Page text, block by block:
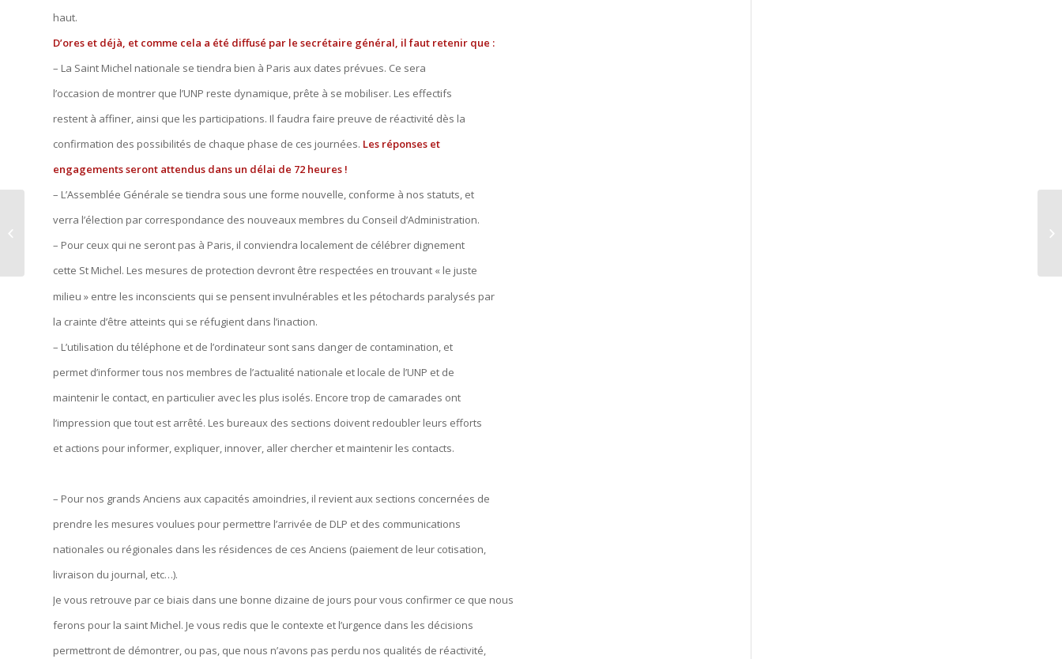
haut.
D’ores et déjà, et comme cela a été diffusé par le secrétaire général, il faut retenir que :
– La Saint Michel nationale se tiendra bien à Paris aux dates prévues. Ce sera
l’occasion de montrer que l’UNP reste dynamique, prête à se mobiliser. Les effectifs
restent à affiner, ainsi que les participations. Il faudra faire preuve de réactivité dès la
confirmation des possibilités de chaque phase de ces journées. Les réponses et
engagements seront attendus dans un délai de 72 heures !
– L’Assemblée Générale se tiendra sous une forme nouvelle, conforme à nos statuts, et
verra l’élection par correspondance des nouveaux membres du Conseil d’Administration.
– Pour ceux qui ne seront pas à Paris, il conviendra localement de célébrer dignement
cette St Michel. Les mesures de protection devront être respectées en trouvant « le juste
milieu » entre les inconscients qui se pensent invulnérables et les pétochards paralysés par
la crainte d’être atteints qui se réfugient dans l’inaction.
– L’utilisation du téléphone et de l’ordinateur sont sans danger de contamination, et
permet d’informer tous nos membres de l’actualité nationale et locale de l’UNP et de
maintenir le contact, en particulier avec les plus isolés. Encore trop de camarades ont
l’impression que tout est arrêté. Les bureaux des sections doivent redoubler leurs efforts
et actions pour informer, expliquer, innover, aller chercher et maintenir les contacts.
– Pour nos grands Anciens aux capacités amoindries, il revient aux sections concernées de
prendre les mesures voulues pour permettre l’arrivée de DLP et des communications
nationales ou régionales dans les résidences de ces Anciens (paiement de leur cotisation,
livraison du journal, etc…).
Je vous retrouve par ce biais dans une bonne dizaine de jours pour vous confirmer ce que nous
ferons pour la saint Michel. Je vous redis que le contexte et l’urgence dans les décisions
permettront de démontrer, ou pas, que nous n’avons pas perdu nos qualités de réactivité,
Patrice Caille au 1er
Régiment de Hussard